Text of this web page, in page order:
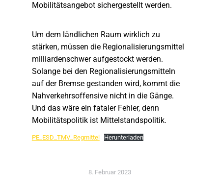
Mobilitätsangebot sichergestellt werden.
Um dem ländlichen Raum wirklich zu
stärken, müssen die Regionalisierungsmittel
milliardenschwer aufgestockt werden.
Solange bei den Regionalisierungsmitteln
auf der Bremse gestanden wird, kommt die
Nahverkehrsoffensive nicht in die Gänge.
Und das wäre ein fataler Fehler, denn
Mobilitätspolitik ist Mittelstandspolitik.
PE_ESD_TMV_Regmittel Herunterladen
8. Februar 2023